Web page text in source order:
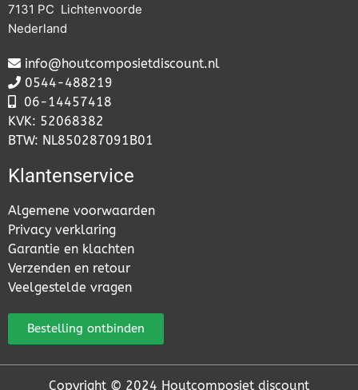
7131 PC Lichtenvoorde
Nederland
info@houtcomposietdiscount.nl
0544-488219
06- 14457418
KVK: 52068382
BTW: NL850287091B01
Klantenservice
Algemene voorwaarden
Privacy verklaring
Garantie en klachten
Verzenden en retour
Veelgestelde vragen
Bestelling ontbinden
Copyright © 2024 Houtcomposiet discount